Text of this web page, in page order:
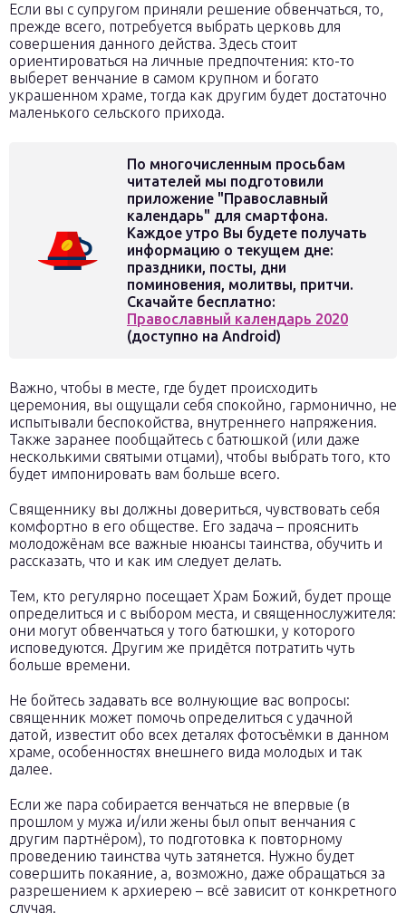
Если вы с супругом приняли решение обвенчаться, то,
прежде всего, потребуется выбрать церковь для
совершения данного действа. Здесь стоит
ориентироваться на личные предпочтения: кто-то
выберет венчание в самом крупном и богато
украшенном храме, тогда как другим будет достаточно
маленького сельского прихода.
По многочисленным просьбам
читателей мы подготовили
приложение "Православный
календарь" для смартфона.
Каждое утро Вы будете получать
информацию о текущем дне:
праздники, посты, дни
поминовения, молитвы, притчи.
Скачайте бесплатно:
Православный календарь 2020
(доступно на Android)
Важно, чтобы в месте, где будет происходить
церемония, вы ощущали себя спокойно, гармонично, не
испытывали беспокойства, внутреннего напряжения.
Также заранее пообщайтесь с батюшкой (или даже
несколькими святыми отцами), чтобы выбрать того, кто
будет импонировать вам больше всего.
Священнику вы должны довериться, чувствовать себя
комфортно в его обществе. Его задача – прояснить
молодожёнам все важные нюансы таинства, обучить и
рассказать, что и как им следует делать.
Тем, кто регулярно посещает Храм Божий, будет проще
определиться и с выбором места, и священнослужителя:
они могут обвенчаться у того батюшки, у которого
исповедуются. Другим же придётся потратить чуть
больше времени.
Не бойтесь задавать все волнующие вас вопросы:
священник может помочь определиться с удачной
датой, известит обо всех деталях фотосъёмки в данном
храме, особенностях внешнего вида молодых и так
далее.
Если же пара собирается венчаться не впервые (в
прошлом у мужа и/или жены был опыт венчания с
другим партнёром), то подготовка к повторному
проведению таинства чуть затянется. Нужно будет
совершить покаяние, а, возможно, даже обращаться за
разрешением к архиерею – всё зависит от конкретного
случая.